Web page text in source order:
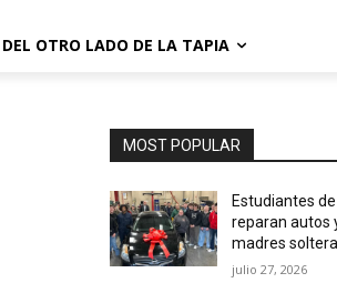
DEL OTRO LADO DE LA TAPIA
MOST POPULAR
Estudiantes
reparan autos
madres
julio 27, 2026